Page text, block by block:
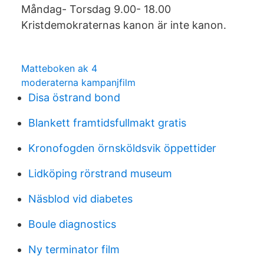
Måndag- Torsdag 9.00- 18.00
Kristdemokraternas kanon är inte kanon.
Matteboken ak 4
moderaterna kampanjfilm
Disa östrand bond
Blankett framtidsfullmakt gratis
Kronofogden örnsköldsvik öppettider
Lidköping rörstrand museum
Näsblod vid diabetes
Boule diagnostics
Ny terminator film